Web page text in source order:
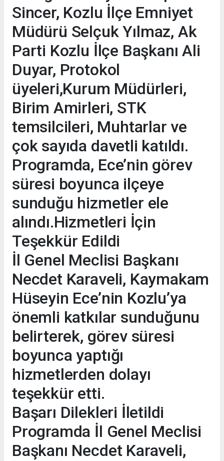
Sincer, Kozlu İlçe Emniyet
Müdürü Selçuk Yılmaz, Ak
Parti Kozlu İlçe Başkanı Ali
Duyar, Protokol
üyeleri,Kurum Müdürleri,
Birim Amirleri, STK
temsilcileri, Muhtarlar ve
çok sayıda davetli katıldı.
Programda, Ece’nin görev
süresi boyunca ilçeye
sunduğu hizmetler ele
alındı.Hizmetleri İçin
Teşekkür Edildi
İl Genel Meclisi Başkanı
Necdet Karaveli, Kaymakam
Hüseyin Ece’nin Kozlu’ya
önemli katkılar sunduğunu
belirterek, görev süresi
boyunca yaptığı
hizmetlerden dolayı
teşekkür etti.
Başarı Dilekleri İletildi
Programda İl Genel Meclisi
Başkanı Necdet Karaveli,